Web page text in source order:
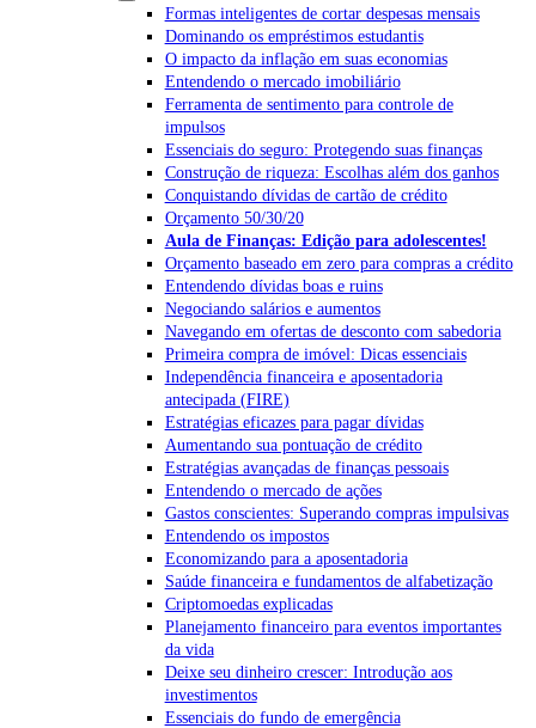
Formas inteligentes de cortar despesas mensais
Dominando os empréstimos estudantis
O impacto da inflação em suas economias
Entendendo o mercado imobiliário
Ferramenta de sentimento para controle de
impulsos
Essenciais do seguro: Protegendo suas finanças
Construção de riqueza: Escolhas além dos ganhos
Conquistando dívidas de cartão de crédito
Orçamento 50/30/20
Aula de Finanças: Edição para adolescentes!
Orçamento baseado em zero para compras a crédito
Entendendo dívidas boas e ruins
Negociando salários e aumentos
Navegando em ofertas de desconto com sabedoria
Primeira compra de imóvel: Dicas essenciais
Independência financeira e aposentadoria
antecipada (FIRE)
Estratégias eficazes para pagar dívidas
Aumentando sua pontuação de crédito
Estratégias avançadas de finanças pessoais
Entendendo o mercado de ações
Gastos conscientes: Superando compras impulsivas
Entendendo os impostos
Economizando para a aposentadoria
Saúde financeira e fundamentos de alfabetização
Criptomoedas explicadas
Planejamento financeiro para eventos importantes
da vida
Deixe seu dinheiro crescer: Introdução aos
investimentos
Essenciais do fundo de emergência